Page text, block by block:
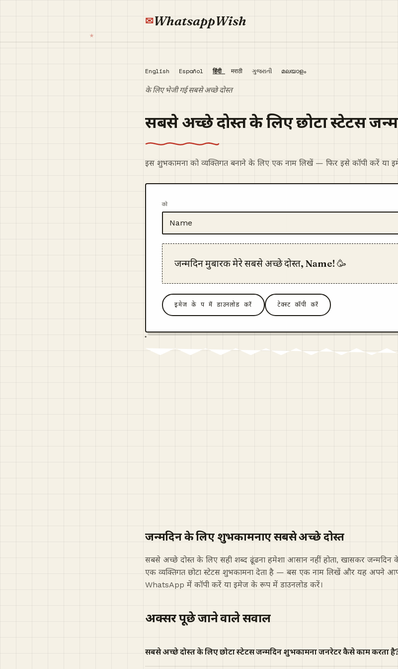
WhatsappWish
English Español हिंदी मराठी ગુજરાતી മലയാളം
के लिए भेजी गई सबसे अच्छे दोस्त
सबसे अच्छे दोस्त के लिए छोटा स्टेटस
इस शुभकामना को व्यक्तिगत बनाने के लिए एक नाम लिखें — फिर इसे कॉपी करें या
को
जन्मदिन मुबारक मेरे सबसे अच्छे दोस्त, Name! 🥳
इमेज के रूप में डाउनलोड करें टेक्स्ट कॉपी करें
जन्मदिन के लिए शुभकामनाएं सबसे अच्छे दोस्त
सबसे अच्छे दोस्त के लिए सही शब्द ढूंढना हमेशा आसान नहीं होता, खासकर
एक व्यक्तिगत छोटा स्टेटस शुभकामना देता है — बस एक नाम लिखें और यह अपने आप
WhatsApp में कॉपी करें या इमेज के रूप में डाउनलोड करें।
अक्सर पूछे जाने वाले सवाल
सबसे अच्छे दोस्त के लिए छोटा स्टेटस जन्मदिन शुभकामना जनरेटर कैसे काम करता